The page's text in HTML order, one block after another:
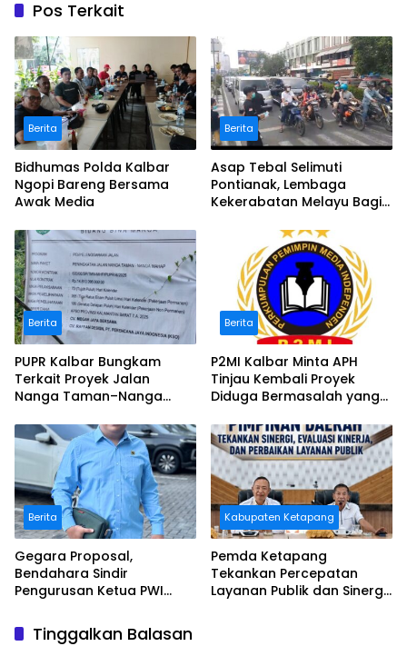
Pos Terkait
Berita
Bidhumas Polda Kalbar
Ngopi Bareng Bersama
Awak Media
Berita
Asap Tebal Selimuti
Pontianak, Lembaga
Kekerabatan Melayu Bagi
Berita
PUPR Kalbar Bungkam
Terkait Proyek Jalan
Nanga Taman–Nanga
Bermasalah
Berita
P2MI Kalbar Minta APH
Tinjau Kembali Proyek
Diduga Bermasalah yang
Berita
Gegara Proposal,
Bendahara Sindir
Pengurusan Ketua PWI
Kabupaten Ketapang
Pemda Ketapang
Tekankan Percepatan
Layanan Publik dan Sinergi
Tinggalkan Balasan